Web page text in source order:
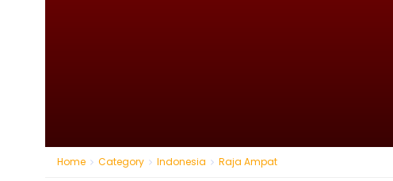
Home Category Indonesia Raja Ampat